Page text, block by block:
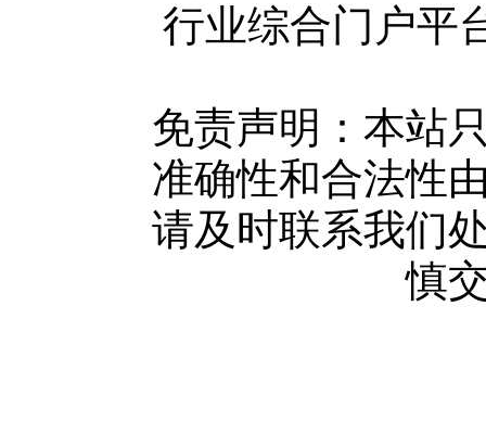
行业综合门户平
免责声明：本站
准确性和合法性
请及时联系我们
慎